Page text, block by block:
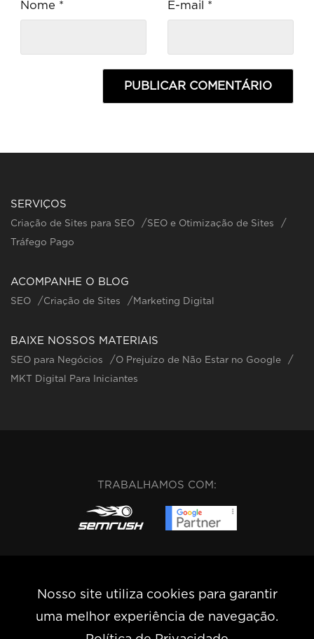
Nosso site utiliza cookies para garantir
uma melhor experiência de navegação.
Nome * E-mail *
SERVIÇOS
Criação de Sites para SEO
SEO e Otimização de Sites
Tráfego Pago
ACOMPANHE O BLOG
SEO Criação de Sites Marketing Digital
BAIXE NOSSOS MATERIAIS
SEO para Negócios
O Prejuízo de Não Estar no Google
MKT Digital Para Iniciantes
TRABALHAMOS COM: